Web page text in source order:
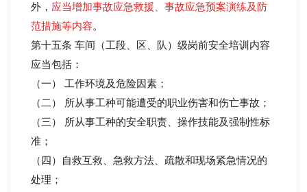
外， 应当增加事故应急救援、事故应急预案演练及防
范措施等内容。
第十五条 车间（工段、区、队）级岗前安全培训内容
应当包括：
（一） 工作环境及危险因素；
（二） 所从事工种可能遭受的职业伤害和伤亡事故；
（三） 所从事工种的安全职责、操作技能及强制性标
准；
（四）自救互救、急救方法、疏散和现场紧急情况的
处理；